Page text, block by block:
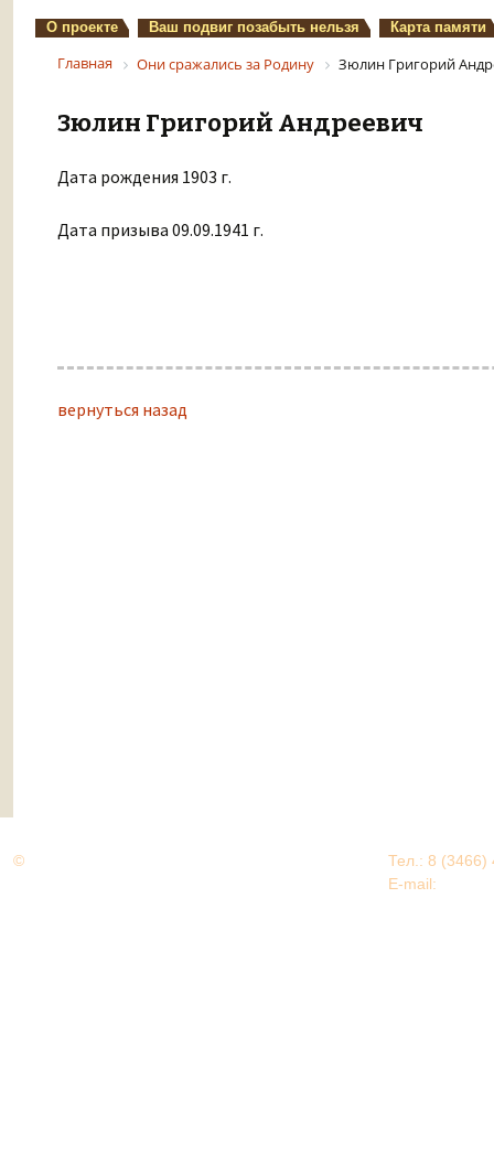
О проекте Ваш подвиг позабыть нельзя Карта памяти
Главная Они сражались за Родину Зюлин Григорий
Зюлин Григорий Андреевич
Дата рождения 1903 г.
Дата призыва 09.09.1941 г.
вернуться назад
©
Тел.: 8 (3466)
E-mail: